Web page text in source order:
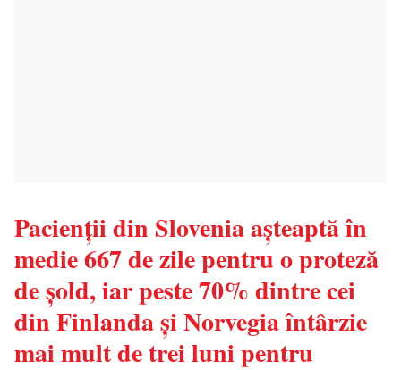
Pacienții din Slovenia așteaptă în
medie 667 de zile pentru o proteză
de șold, iar peste 70% dintre cei
din Finlanda și Norvegia întârzie
mai mult de trei luni pentru